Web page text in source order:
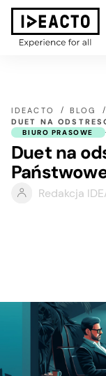
IDEACTO
BLOG
DUET NA
BIURO PRASOWE
Duet na
Redakcja